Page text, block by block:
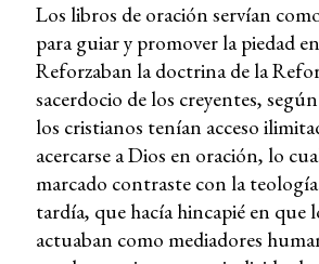
Los libros de oración servían
para guiar y promover la piedad
Reforzaban la doctrina de la
sacerdocio de los creyentes,
los cristianos tenían acceso
acercarse a Dios en oración, lo
marcado contraste con la
tardía, que hacía hincapié en que
actuaban como mediadores